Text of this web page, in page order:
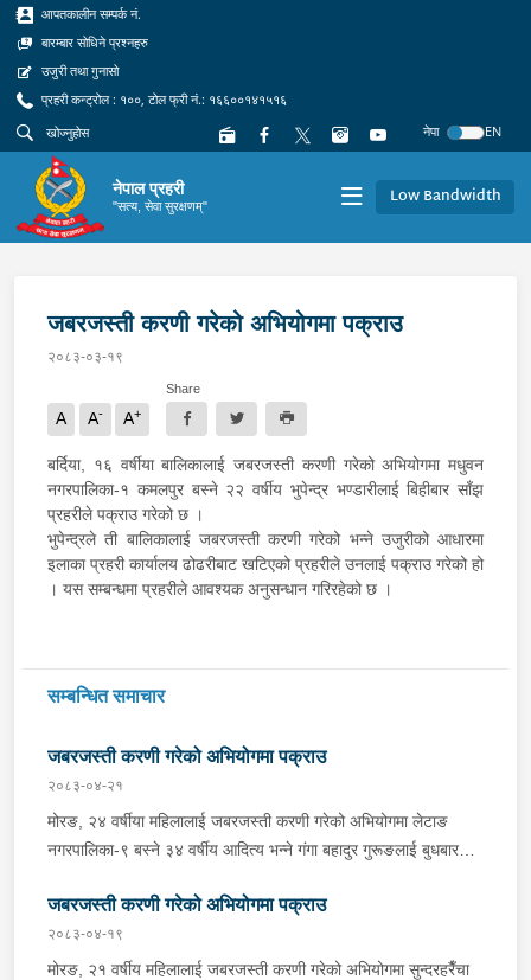
आपतकालीन सम्पर्क नं.
बारम्बार सोधिने प्रश्नहरु
उजुरी तथा गुनासो
प्रहरी कन्ट्रोल : १००, टोल फ्री नं.: १६६००१४१५१६
नेपा
EN
नेपाल प्रहरी
"सत्य, सेवा सुरक्षणम्" Low Bandwidth
जबरजस्ती करणी गरेको अभियोगमा पक्राउ
२०८३-०३-१९
A A- A+
Share
बर्दिया, १६ वर्षीया बालिकालाई जबरजस्ती करणी गरेको अभियोगमा मधुवन
नगरपालिका-१ कमलपुर बस्ने २२ वर्षीय भुपेन्द्र भण्डारीलाई बिहीबार साँझ
प्रहरीले पक्राउ गरेको छ ।
भुपेन्द्रले ती बालिकालाई जबरजस्ती करणी गरेको भन्ने उजुरीको आधारमा
इलाका प्रहरी कार्यालय ढोढरीबाट खटिएको प्रहरीले उनलाई पक्राउ गरेको हो
। यस सम्बन्धमा प्रहरीले आवश्यक अनुसन्धान गरिरहेको छ ।
सम्बन्धित समाचार
जबरजस्ती करणी गरेको अभियोगमा पक्राउ
२०८३-०४-२१
मोरङ, २४ वर्षीया महिलालाई जबरजस्ती करणी गरेको अभियोगमा लेटाङ
नगरपालिका-९ बस्ने ३४ वर्षीय आदित्य भन्ने गंगा बहादुर गुरूङलाई बुधबार
करणी गरेको भन्ने उजुरीको आधारमा इलाका प्रहरी कार्यालय लेटाङबाट
खटिएको प्रहरीले उनलाई पक्राउ गरेको हो । यस सम्बन्धमा प्रहरीले
आवश्यक अनुसन्धान गरिरहेको छ ।
जबरजस्ती करणी गरेको अभियोगमा पक्राउ
२०८३-०४-१९
मोरङ, २१ वर्षीय महिलालाई जबरजस्ती करणी गरेको अभियोगमा सुन्दरहरैँचा